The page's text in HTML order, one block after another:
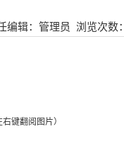
编辑：管理员 浏览次数：
右键翻阅图片）